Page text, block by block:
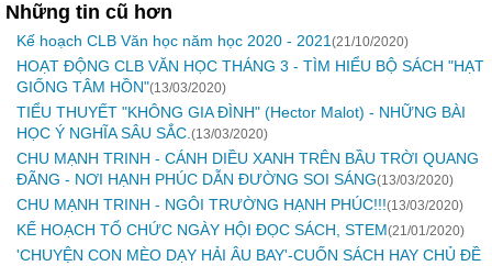
Những tin cũ hơn
Kế hoạch CLB Văn học năm học 2020 - 2021 (21/10/2020)
HOẠT ĐỘNG CLB VĂN HỌC THÁNG 3 - TÌM HIỂU BỘ SÁCH "HẠT
GIỐNG TÂM HỒN"(13/03/2020)
TIỂU THUYẾT "KHÔNG GIA ĐÌNH" (Hector Malot) - NHỮNG BÀI
HỌC Ý NGHĨA SÂU SẮC. (13/03/2020)
CHU MẠNH TRINH - CÁNH DIỀU XANH TRÊN BẦU TRỜI QUANG
ĐÃNG - NƠI HẠNH PHÚC DẪN ĐƯỜNG SOI SÁNG(13/03/2020)
CHU MẠNH TRINH - NGÔI TRƯỜNG HẠNH PHÚC!!!(13/03/2020)
KẾ HOẠCH TỔ CHỨC NGÀY HỘI ĐỌC SÁCH, STEM(21/01/2020)
'CHUYỆN CON MÈO DẠY HẢI ÂU BAY'-CUỐN SÁCH HAY CHỦ ĐỀ